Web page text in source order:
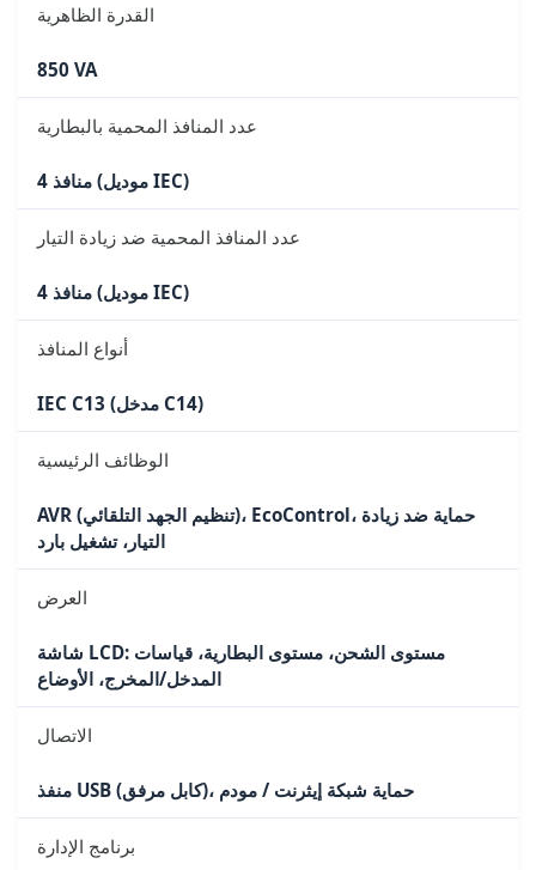
القدرة الظاهرية
850 VA
عدد المنافذ المحمية بالبطارية
4 منافذ (موديل IEC)
عدد المنافذ المحمية ضد زيادة التيار
4 منافذ (موديل IEC)
أنواع المنافذ
IEC C13 (مدخل C14)
الوظائف الرئيسية
AVR (تنظيم الجهد التلقائي)، EcoControl، حماية ضد زيادة
التيار، تشغيل بارد
العرض
شاشة LCD: مستوى الشحن، مستوى البطارية، قياسات
المدخل/المخرج، الأوضاع
الاتصال
منفذ USB (كابل مرفق)، حماية شبكة إيثرنت / مودم
برنامج الإدارة